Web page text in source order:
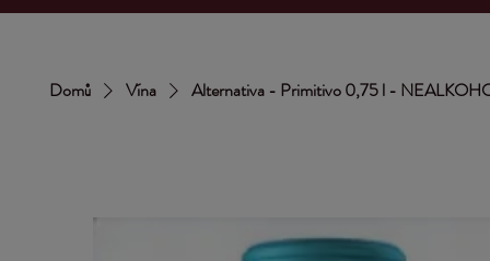
Domů Vína Alternativa - Primitivo 0,75 l -